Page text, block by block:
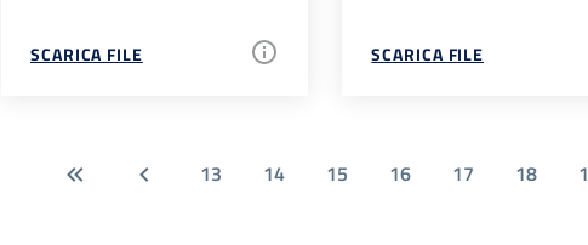
SCARICA FILE SCARICA FILE
13 14 15 16 17 18